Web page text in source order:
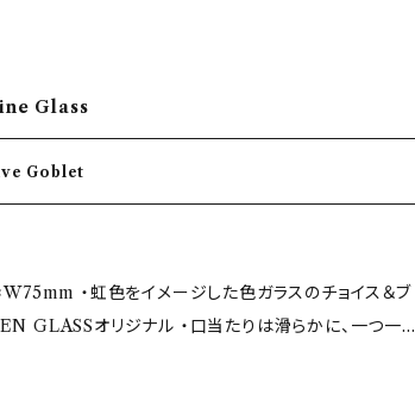
Glass
Goblet
・虹色をイメージした色ガラスのチョイス＆ブ
GLASSオリジナル ・口当たりは滑らかに、一つ一つ